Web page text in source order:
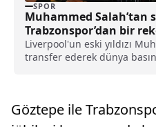
SPOR
Muhammed Salah’tan
Trabzonspor’dan bir
Liverpool'un eski yıldızı
transfer ederek dünya
açıkladı.
Göztepe ile